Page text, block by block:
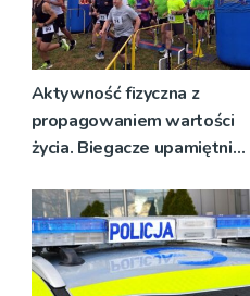
Aktywność fizyczna z
propagowaniem wartości
życia. Biegacze upamiętnili